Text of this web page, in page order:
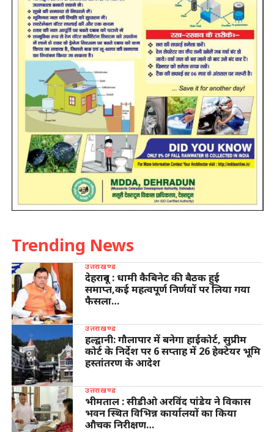
Trending News
उत्तराखण्ड
देहरादून : धामी कैबिनेट की बैठक हुई
समाप्त,कई महत्वपूर्ण निर्णयों पर लिया गया
फैसला…
उत्तराखण्ड
हल्द्वानी: गौलापार में बनेगा हाईकोर्ट, सुप्रीम
कोर्ट के निर्देश पर 6 सप्ताह में 26 हेक्टेयर भूमि
हस्तांतरण के आदेश
उत्तराखण्ड
भीमताल : सीडीओ अरविंद पांडेय ने विकास
भवन स्थित विभिन्न कार्यालयों का किया
औचक निरीक्षण…